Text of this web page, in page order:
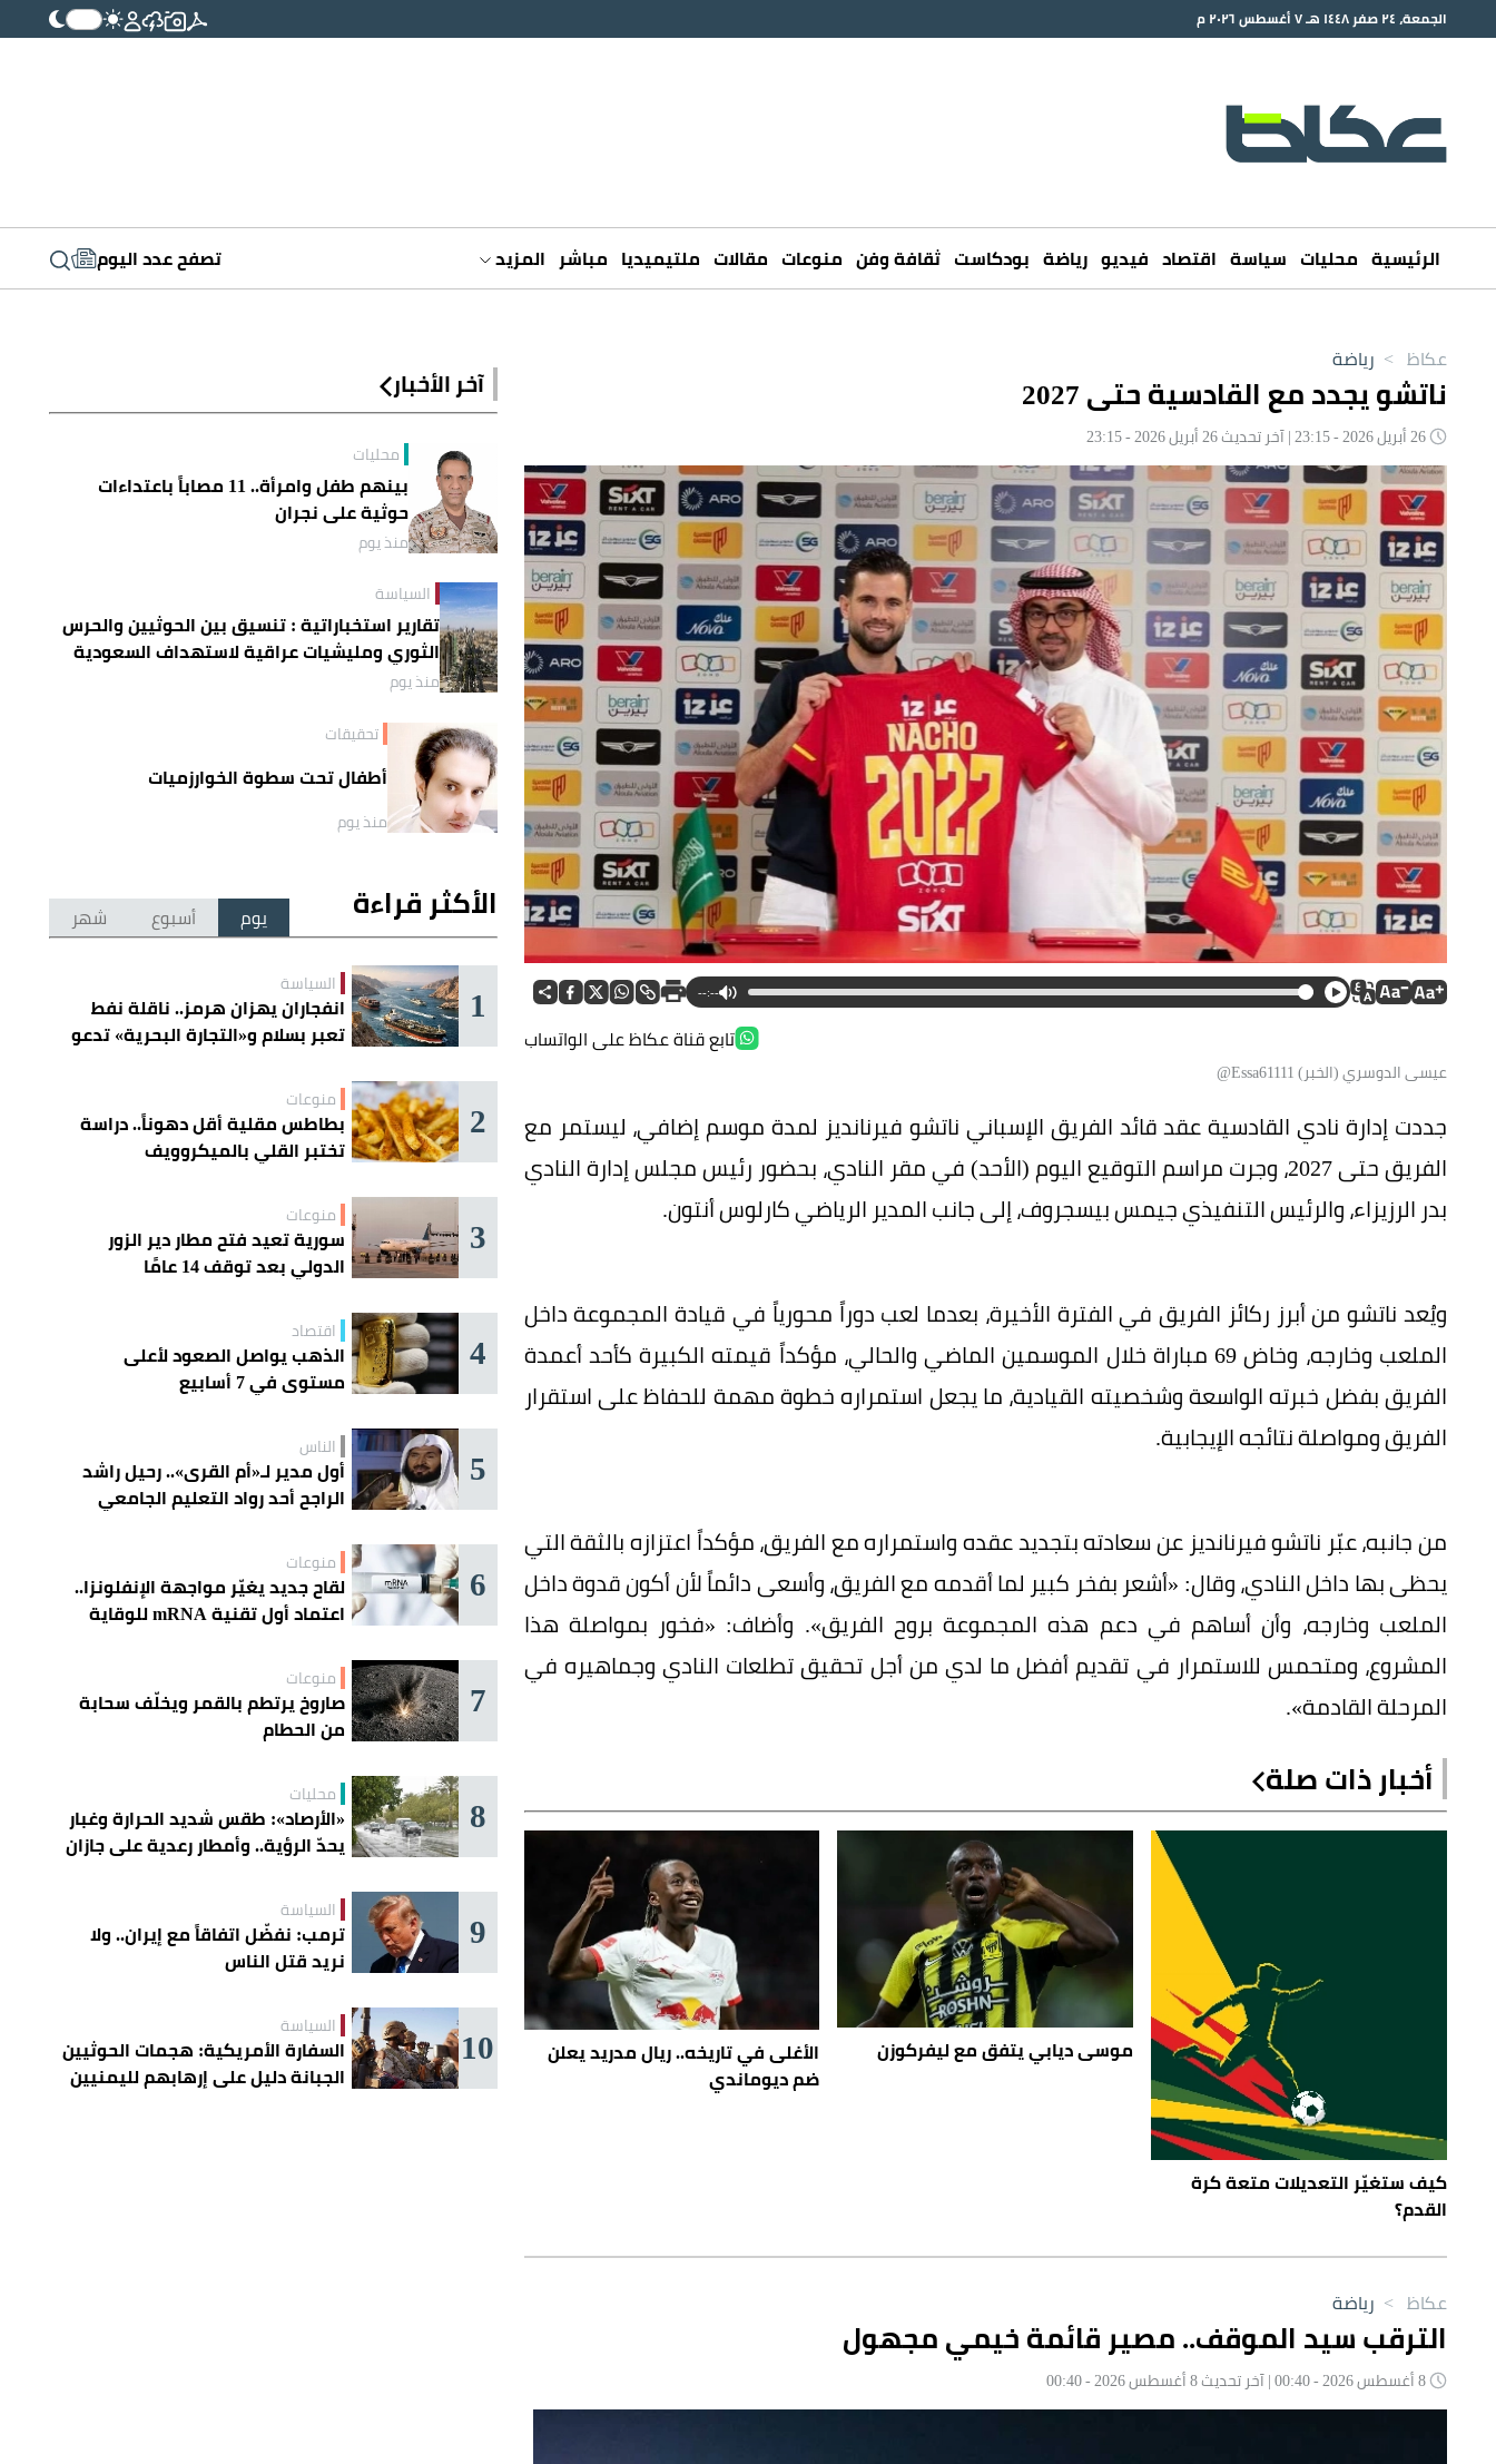
الجمعة، ٢٤ صفر ١٤٤٨ هـ ٧ أغسطس ٢٠٢٦ م
الرئيسية محليات سياسة اقتصاد فيديو رياضة بودكاست ثقافة وفن منوعات مقالات ملتيميديا مباشر المزيد تصفح عدد اليوم
عكاظ > رياضة
ناتشو يجدد مع القادسية حتى 2027
--:--
تابع قناة عكاظ على الواتساب
عيسى الدوسري (الخبر) Essa61111@
جددت إدارة نادي القادسية عقد قائد الفريق الإسباني ناتشو فيرنانديز لمدة موسم إضافي، ليستمر مع
الفريق حتى 2027، وجرت مراسم التوقيع اليوم (الأحد) في مقر النادي، بحضور رئيس مجلس إدارة النادي
بدر الرزيزاء، والرئيس التنفيذي جيمس بيسجروف، إلى جانب المدير الرياضي كارلوس أنتون.
ويُعد ناتشو من أبرز ركائز الفريق في الفترة الأخيرة، بعدما لعب دوراً محورياً في قيادة المجموعة داخل
الملعب وخارجه، وخاض 69 مباراة خلال الموسمين الماضي والحالي، مؤكداً قيمته الكبيرة كأحد أعمدة
الفريق بفضل خبرته الواسعة وشخصيته القيادية، ما يجعل استمراره خطوة مهمة للحفاظ على استقرار
الفريق ومواصلة نتائجه الإيجابية.
من جانبه، عبّر ناتشو فيرنانديز عن سعادته بتجديد عقده واستمراره مع الفريق، مؤكداً اعتزازه بالثقة التي
يحظى بها داخل النادي، وقال: «أشعر بفخر كبير لما أقدمه مع الفريق، وأسعى دائماً لأن أكون قدوة داخل
الملعب وخارجه، وأن أساهم في دعم هذه المجموعة بروح الفريق». وأضاف: «فخور بمواصلة هذا
المشروع، ومتحمس للاستمرار في تقديم أفضل ما لدي من أجل تحقيق تطلعات النادي وجماهيره في
المرحلة القادمة».
أخبار ذات صلة
كيف ستغيّر التعديلات متعة كرة
القدم؟
موسى ديابي يتفق مع ليفركوزن
الأغلى في تاريخه.. ريال مدريد يعلن
ضم ديوماندي
آخر الأخبار
محليات
بينهم طفل وامرأة.. 11 مصاباً باعتداءات
حوثية على نجران
منذ يوم
السياسة
تقارير استخباراتية : تنسيق بين الحوثيين والحرس
الثوري ومليشيات عراقية لاستهداف السعودية
منذ يوم
تحقيقات
أطفال تحت سطوة الخوارزميات
منذ يوم
الأكثر قراءة يوم أسبوع شهر
1 السياسة
انفجاران يهزان هرمز.. ناقلة نفط
تعبر بسلام و«التجارة البحرية» تدعو
2 منوعات
بطاطس مقلية أقل دهوناً.. دراسة
تختبر القلي بالميكروويف
3 منوعات
سورية تعيد فتح مطار دير الزور
الدولي بعد توقف 14 عامًا
4 اقتصاد
الذهب يواصل الصعود لأعلى
مستوى في 7 أسابيع
5 الناس
أول مدير لـ«أم القرى».. رحيل راشد
الراجح أحد رواد التعليم الجامعي
6 منوعات
لقاح جديد يغيّر مواجهة الإنفلونزا..
اعتماد أول تقنية mRNA للوقاية
7 منوعات
صاروخ يرتطم بالقمر ويخلّف سحابة
من الحطام
8 محليات
«الأرصاد»: طقس شديد الحرارة وغبار
يحدّ الرؤية.. وأمطار رعدية على جازان
9 السياسة
ترمب: نفضّل اتفاقاً مع إيران.. ولا
نريد قتل الناس
10 السياسة
السفارة الأمريكية: هجمات الحوثيين
الجبانة دليل على إرهابهم لليمنيين
عكاظ > رياضة
الترقب سيد الموقف.. مصير قائمة خيمي مجهول